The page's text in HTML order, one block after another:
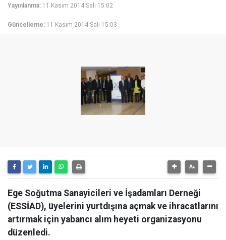
Yayınlanma: 11 Kasım 2014 Salı 15:02
Güncelleme: 11 Kasım 2014 Salı 15:03
Ege Soğutma Sanayicileri ve İşadamları Derneği
(ESSİAD), üyelerini yurtdışına açmak ve ihracatlarını
artırmak için yabancı alım heyeti organizasyonu
düzenledi.